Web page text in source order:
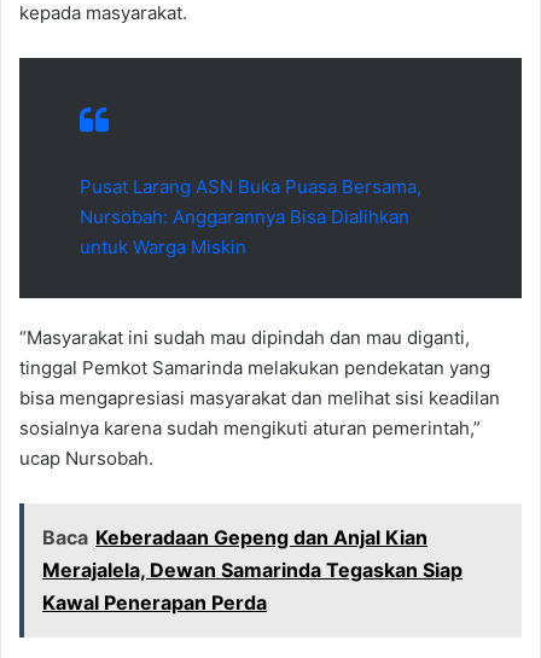
kepada masyarakat.
Pusat Larang ASN Buka Puasa Bersama,
Nursobah: Anggarannya Bisa Dialihkan
untuk Warga Miskin
“Masyarakat ini sudah mau dipindah dan mau diganti,
tinggal Pemkot Samarinda melakukan pendekatan yang
bisa mengapresiasi masyarakat dan melihat sisi keadilan
sosialnya karena sudah mengikuti aturan pemerintah,”
ucap Nursobah.
Baca Keberadaan Gepeng dan Anjal Kian
Merajalela, Dewan Samarinda Tegaskan Siap
Kawal Penerapan Perda